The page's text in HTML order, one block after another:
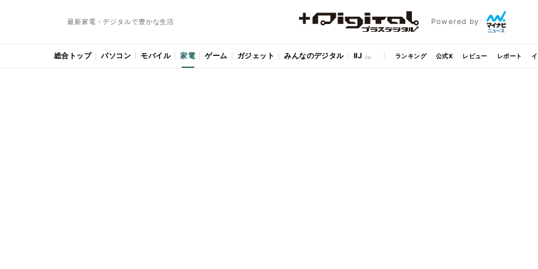
最新家電・デジタルで豊かな生活 Powered by
総合トップ パソコン モバイル 家電 ゲーム ガジェット みんなのデジタル IIJ ランキング 公式X レビュー レポート